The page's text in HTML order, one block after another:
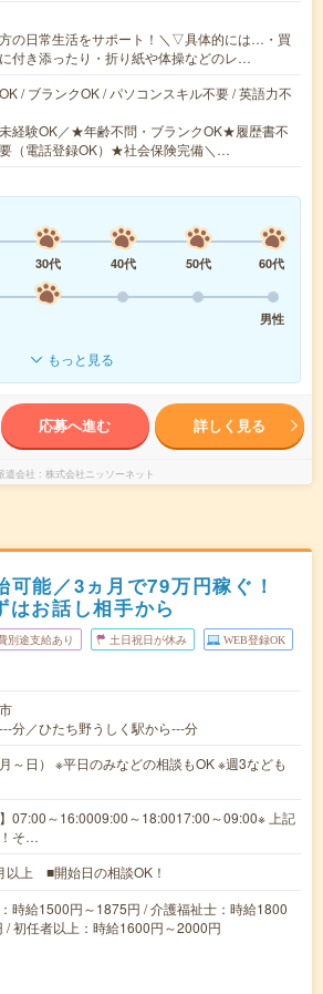
の日常生活をサポート！＼▽具体的には…・買
付き添ったり・折り紙や体操などのレ…
/ ブランクOK / パソコンスキル不要 / 英語力不
経験OK／★年齢不問・ブランクOK★履歴書不
（電話登録OK）★社会保険完備＼…
30代 40代 50代
60代
男性
もっと見る
応募へ進む 詳しく見る
遣会社 株式会社ニッソーネット
可能／3ヵ月で79万円稼ぐ！
お話し相手から
別途支給あり 土日祝日が休み WEB登録OK
分／ひたち野うしく駅から---分
～日） ※平日のみなどの相談もOK ※週3なども
】07:00～16:0009:00～18:0017:00～09:00※ 上記
そ…
以上 ■開始日の相談OK！
時給1500円～1875円 / 介護福祉士：時給1800
/ 初任者以上：時給1600円～2000円